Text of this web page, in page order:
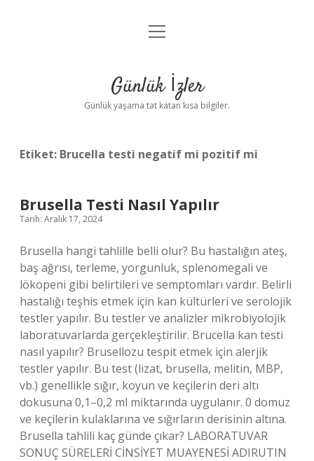
Anasayfa
Yasal Uyarı
menüyü
Günlük İzler
Günlük yaşama tat katan kısa bilgiler.
Etiket: Brucella testi negatif mi pozitif mi
Brusella Testi Nasıl Yapılır
Tarih: Aralık 17, 2024
Brusella hangi tahlille belli olur? Bu hastalığın ateş,
baş ağrısı, terleme, yorgunluk, splenomegali ve
lökopeni gibi belirtileri ve semptomları vardır. Belirli
hastalığı teşhis etmek için kan kültürleri ve serolojik
testler yapılır. Bu testler ve analizler mikrobiyolojik
laboratuvarlarda gerçekleştirilir. Brucella kan testi
nasıl yapılır? Brusellozu tespit etmek için alerjik
testler yapılır. Bu test (lizat, brusella, melitin, MBP,
vb.) genellikle sığır, koyun ve keçilerin deri altı
dokusuna 0,1–0,2 ml miktarında uygulanır. 0 domuz
ve keçilerin kulaklarına ve sığırların derisinin altına.
Brusella tahlili kaç günde çıkar? LABORATUVAR
SONUÇ SÜRELERİ CİNSİYET MUAYENESİ ADIRUTIN